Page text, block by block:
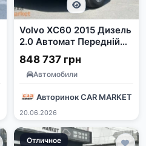
Volvo XC60 2015 Дизель
2.0 Автомат Передній
Привід Чорний
848 737 грн
Автомобили
Авторинок CAR MARKET
20.06.2026
Отличное